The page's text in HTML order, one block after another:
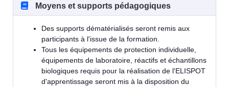
Moyens et supports pédagogiques
Des supports dématérialisés seront remis aux
participants à l'issue de la formation.
Tous les équipements de protection individuelle,
équipements de laboratoire, réactifs et échantillons
biologiques requis pour la réalisation de l'ELISPOT
d'apprentissage seront mis à la disposition du